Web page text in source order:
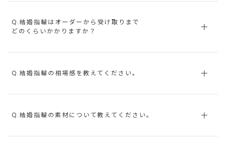
Q.結婚指輪はオーダーから受け取りまで
どのくらいかかりますか？
Q.結婚指輪の相場感を教えてください。
Q.結婚指輪の素材について教えてください。